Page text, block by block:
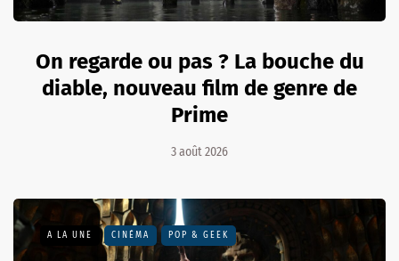
On regarde ou pas ? La bouche du
diable, nouveau film de genre de
Prime
3 août 2026
A LA UNE CINÉMA POP & GEEK